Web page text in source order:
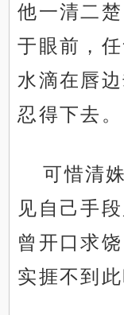
他一清二
于眼前，
水滴在唇
忍得下去。
可惜清
见自己手
曾开口求
实捱不到此